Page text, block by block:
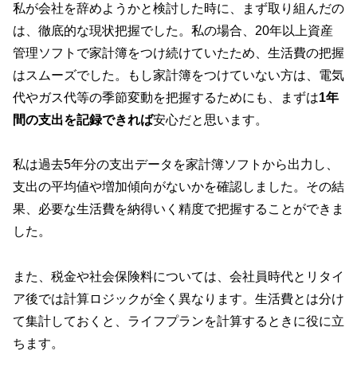
私が会社を辞めようかと検討した時に、まず取り組んだの
は、徹底的な現状把握でした。私の場合、20年以上資産
管理ソフトで家計簿をつけ続けていたため、生活費の把握
はスムーズでした。もし家計簿をつけていない方は、電気
代やガス代等の季節変動を把握するためにも、まずは1年
間の支出を記録できれば安心だと思います。
私は過去5年分の支出データを家計簿ソフトから出力し、
支出の平均値や増加傾向がないかを確認しました。その結
果、必要な生活費を納得いく精度で把握することができま
した。
また、税金や社会保険料については、会社員時代とリタイ
ア後では計算ロジックが全く異なります。生活費とは分け
て集計しておくと、ライフプランを計算するときに役に立
ちます。